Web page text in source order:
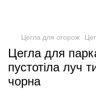
Цегла для огорож
Цегла для
пустотіла луч
чорна